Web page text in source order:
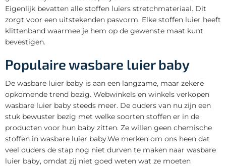
Eigenlijk bevatten alle stoffen luiers stretchmateriaal. Dit
zorgt voor een uitstekenden pasvorm. Elke stoffen luier heeft
klittenband waarmee je hem op de gewenste maat kunt
bevestigen.
Populaire wasbare luier baby
De wasbare luier baby is aan een langzame, maar zekere
opkomende trend bezig. Webwinkels en winkels verkopen
wasbare luier baby steeds meer. De ouders van nu zijn een
stuk bewuster bezig met welke soorten stoffen er in de
producten voor hun baby zitten. Ze willen geen chemische
stoffen in wasbare luier baby.We merken om ons heen dat
veel ouders de stap nog niet durven te maken naar wasbare
luier baby, omdat zij niet goed weten wat ze moeten